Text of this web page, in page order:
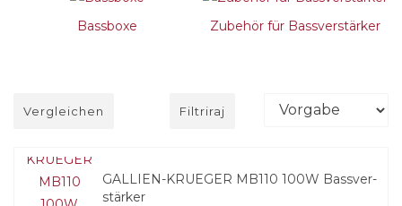
Bassboxe Zubehör für Bassverstärker
Vergleichen Filtriraj
GALLIEN-KRUEGER MB110 100W Bass­ver­
stärker